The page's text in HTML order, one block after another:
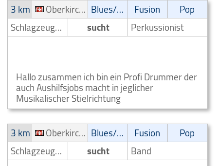
3 km
Oberkirch LU Blues/Swing Fusion
Pop
Schlagzeuger/Drummer
sucht Perkussionist
Hallo zusammen ich bin ein Profi Drummer der
auch Aushilfsjobs macht in jeglicher
Musikalischer Stielrichtung
3 km
Oberkirch LU Blues/Swing Fusion
Pop
Schlagzeuger/Drummer
sucht Band